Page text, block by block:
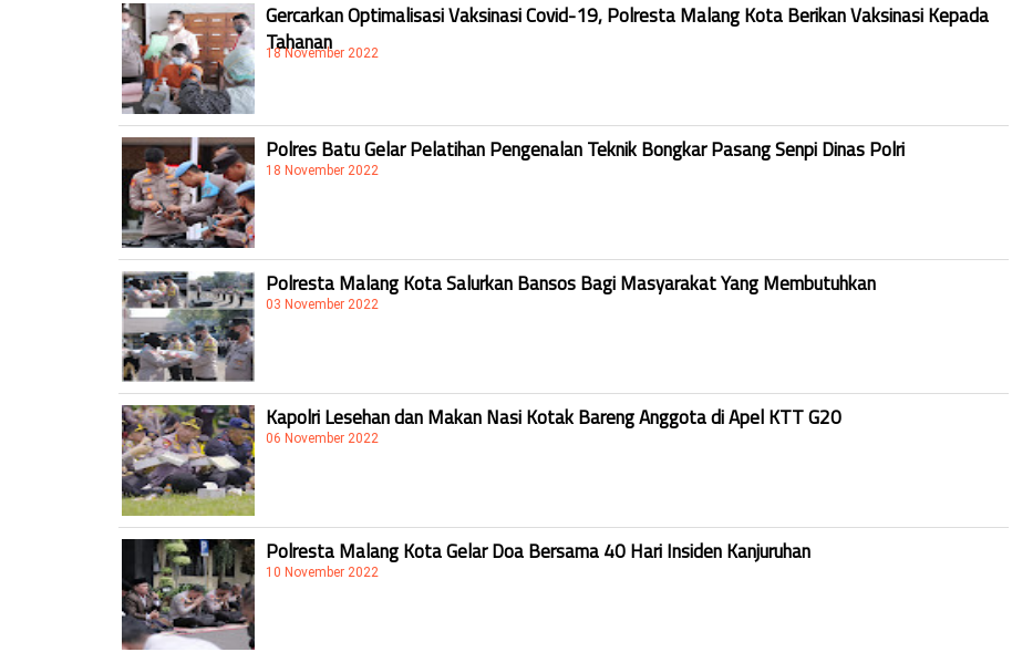
Gercarkan Optimalisasi Vaksinasi Covid-19, Polresta Malang Kota Berikan Vaksinasi Kepada
Tahanan
18 November 2022
Polres Batu Gelar Pelatihan Pengenalan Teknik Bongkar Pasang Senpi Dinas Polri
18 November 2022
Polresta Malang Kota Salurkan Bansos Bagi Masyarakat Yang Membutuhkan
03 November 2022
Kapolri Lesehan dan Makan Nasi Kotak Bareng Anggota di Apel KTT G20
06 November 2022
Polresta Malang Kota Gelar Doa Bersama 40 Hari Insiden Kanjuruhan
10 November 2022